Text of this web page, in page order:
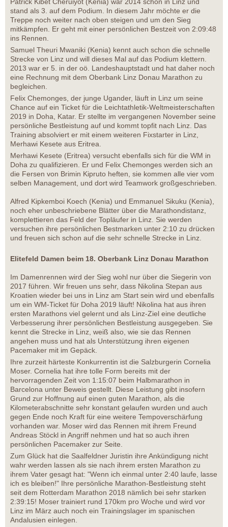
Patrick Kibet Cheruiyot (Kenia) war 2014 schon in Linz und
stand als 3. auf dem Podium. In diesem Jahr möchte er die
Treppe noch weiter nach oben steigen und um den Sieg
mitkämpfen. Er geht mit einer persönlichen Bestzeit von 2:09:48
ins Rennen.
Samuel Theuri Mwaniki (Kenia) kennt auch schon die schnelle
Strecke von Linz und will dieses Mal auf das Podium klettern.
2013 war er 5. in der oö. Landeshauptstadt und hat daher noch
eine Rechnung mit dem Oberbank Linz Donau Marathon zu
begleichen.
Felix Chemonges, der junge Ugander, läuft in Linz um seine
Chance auf ein Ticket für die Leichtathletik-Weltmeisterschaften
2019 in Doha, Katar. Er stellte im vergangenen November seine
persönliche Bestleistung auf und kommt topfit nach Linz. Das
Training absolviert er mit einem weiteren Fixstarter in Linz,
Merhawi Kesete aus Eritrea.
Merhawi Kesete (Eritrea) versucht ebenfalls sich für die WM in
Doha zu qualifizieren. Er und Felix Chemonges werden sich an
die Fersen von Brimin Kipruto heften, sie kommen alle vier vom
selben Management, und dort wird Teamwork großgeschrieben.
Alfred Kipkemboi Koech (Kenia) und Emmanuel Sikuku (Kenia),
noch eher unbeschriebene Blätter über die Marathondistanz,
komplettieren das Feld der Topläufer in Linz. Sie werden
versuchen ihre persönlichen Bestmarken unter 2:10 zu drücken
und freuen sich schon auf die sehr schnelle Strecke in Linz.
Elitefeld Damen beim 18. Oberbank Linz Donau Marathon
Im Damenrennen wird der Sieg wohl nur über die Siegerin von
2017 führen. Wir freuen uns sehr, dass Nikolina Stepan aus
Kroatien wieder bei uns in Linz am Start sein wird und ebenfalls
um ein WM-Ticket für Doha 2019 läuft! Nikolina hat aus ihren
ersten Marathons viel gelernt und als Linz-Ziel eine deutliche
Verbesserung ihrer persönlichen Bestleistung ausgegeben. Sie
kennt die Strecke in Linz, weiß also, wie sie das Rennen
angehen muss und hat als Unterstützung ihren eigenen
Pacemaker mit im Gepäck.
Ihre zurzeit härteste Konkurrentin ist die Salzburgerin Cornelia
Moser. Cornelia hat ihre tolle Form bereits mit der
hervorragenden Zeit von 1:15:07 beim Halbmarathon in
Barcelona unter Beweis gestellt. Diese Leistung gibt insofern
Grund zur Hoffnung auf einen guten Marathon, als die
Kilometerabschnitte sehr konstant gelaufen wurden und auch
gegen Ende noch Kraft für eine weitere Tempoverschärfung
vorhanden war. Moser wird das Rennen mit ihrem Freund
Andreas Stöckl in Angriff nehmen und hat so auch ihren
persönlichen Pacemaker zur Seite.
Zum Glück hat die Saalfeldner Juristin ihre Ankündigung nicht
wahr werden lassen als sie nach ihrem ersten Marathon zu
ihrem Vater gesagt hat: "Wenn ich einmal unter 2:40 laufe, lasse
ich es bleiben!" Ihre persönliche Marathon-Bestleistung steht
seit dem Rotterdam Marathon 2018 nämlich bei sehr starken
2:39:15! Moser trainiert rund 170km pro Woche und wird vor
Linz im März auch noch ein Trainingslager im spanischen
Andalusien einlegen.